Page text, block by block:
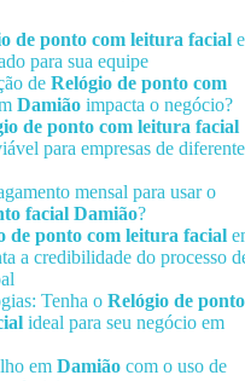
de ponto com leitura facial
para sua equipe
de Relógio de ponto com
Damião impacta o negócio?
de ponto com leitura facial
para empresas de
mensal para usar o
facial Damião?
de ponto com leitura facial
a credibilidade do processo
Tenha o Relógio de ponto
ideal para seu negócio em
em Damião com o uso de